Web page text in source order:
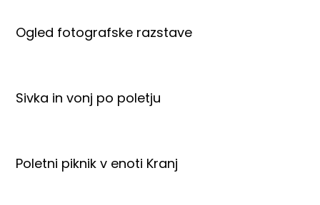
Ogled fotografske razstave
Sivka in vonj po poletju
Poletni piknik v enoti Kranj